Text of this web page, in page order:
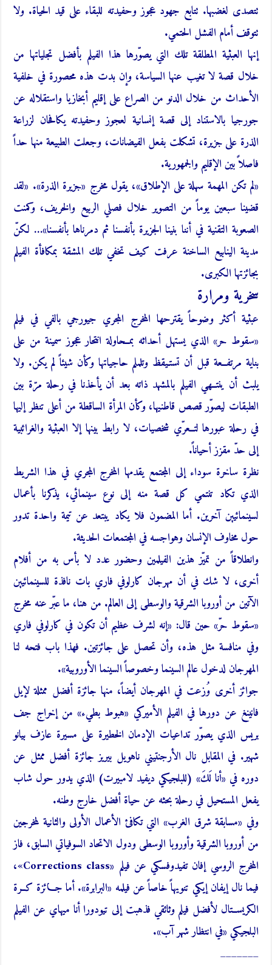
تتصدى لغضبها. تتابع جهود عجوز وحفيدته للبقاء على قيد الحياة. ولا
تتوقف أمام الفشل الحتمي.
إنها العبثية المطلقة تلك التي يصوّرها هذا الفيلم بأفضل تجلياتها من
خلال قصة لا تغيب عنها السياسة، وإن بدت هذه محصورة في خلفية
الأحداث من خلال الدنو من الصراع على إقليم أبخازيا واستقلاله عن
جورجيا بالاستناد إلى قصة إنسانية لعجوز وحفيدته يكافحان لزراعة
الذرة على جزيرة، تشكلت بفعل الفيضانات، وجعلت الطبيعة منها حداً
فاصلاً بين الإقليم والجمهورية.
«لم تكن المهمة سهلة على الإطلاق»، يقول مخرج «جزيرة الذرة». «لقد
قضينا سبعين يوماً من التصوير خلال فصلي الربيع والخريف، وكمنت
الصعوبة التقنية في أننا بنينا الجزيرة بأنفسنا ثم دمرناها بأنفسنا»… لكنّ
مدينة الينابيع الساخنة عرفت كيف تخفي تلك المشقة بمكافأة الفيلم
بجائزتها الكبرى.
سخرية ومرارة
عبثية أكثر وضوحاً يقترحها المخرج المجري جيورجي بالفي في فيلم
«سقوط حر» الذي يستهل أحداثه بمــحاولة انتحار عجوز سمينة من على
بناية مرتفــعة قبل أن تستـيقظ وتلملم حاجياتها وكأن شيئاً لم يكن. ولا
يلبث أن ينتــهي الفيلم بالمشهد ذاته بعد أن يأخذنا في رحلة مرّة بين
الطبقات ليصوّر قصص قاطنيها، وكأن المرأة الساقطة من أعلى تنظر إليها
في رحلة عبورها لتــعرّي شخصيات، لا رابط بينها إلا العبثية والغرائبية
إلى حدّ مقزز أحياناً.
نظرة ساخرة سوداء إلى المجتمع يقدمها المخرج المجري في هذا الشريط
الذي تكاد تنتمي كل قصة منه إلى نوع سينمائي، يذكرنا بأعمال
لسينمائيين آخرين. أما المضمون فلا يكاد يبتعد عن تيمة واحدة تدور
حول مخاوف الإنسان وهواجسه في المجتمعات الحديثة.
وانطلاقاً من تميّز هذين الفيلمين وحضور عدد لا بأس به من أفلام
أخرى، لا شك في أن مهرجان كارلوفي فاري بات نافذة للسينمائيين
الآتين من أوروبا الشرقية والوسطى إلى العالم. من هنا، ما عبّر عنه مخرج
«سقوط حرّ» حين قال: «إنه لشرف عظيم أن تكون في كارلوفي فاري
وفي منافسة مثل هذه، وأن تحصل على جائزتين. فهذا باب فتحه لنا
المهرجان لدخول عالم السينما وخصوصاً السينما الأوروبية».
جوائز أخرى وُزعت في المهرجان أيضاً، منها جائزة أفضل ممثلة لإيل
فانينغ عن دورها في الفيلم الأميركي «هبوط بطيء» من إخراج جف
بريس الذي يصوّر تداعيات الإدمان الخطيرة على مسيرة عازف بيانو
شهير. في المقابل نال الأرجنتيني ناهويل بيريز جائزة أفضل ممثل عن
دوره في «أنا لَكَ» (للبلجيكي ديفيد لامبيرت) الذي يدور حول شاب
يفعل المستحيل في رحلة بحثه عن حياة أفضل خارج وطنه.
وفي «مسابقة شرق الغرب» التي تكافئ الأعمال الأولى والثانية لمخرجين
من أوروبا الشرقية وأوروبا الوسطى ودول الاتحاد السوفياتي السابق، فاز
المخرج الروسي إفان تفيدوفسكي عن فيلم «Corrections class»،
فيما نال إيفان إيكي تنويهاً خاصاً عن فيلمه «البرابرة». أما جـــائزة كــرة
الكريســتال لأفضل فيلم وثائقي فذهبت إلى تيودورا أنا ميهاي عن الفيلم
البلجيكي «في انتظار شهر آب».
_______